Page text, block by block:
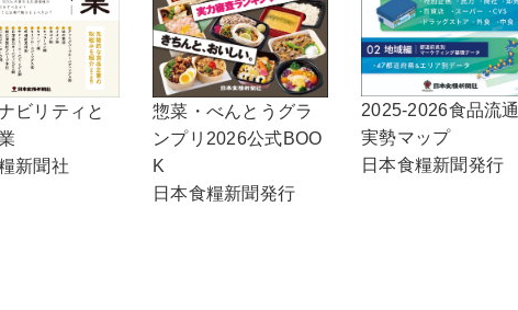
ビリティと
新聞社
惣菜・べんとうグラ
ンプリ2026公式BOO
K
日本食糧新聞発行
2025-2026食品流通
実勢マップ
日本食糧新聞発行